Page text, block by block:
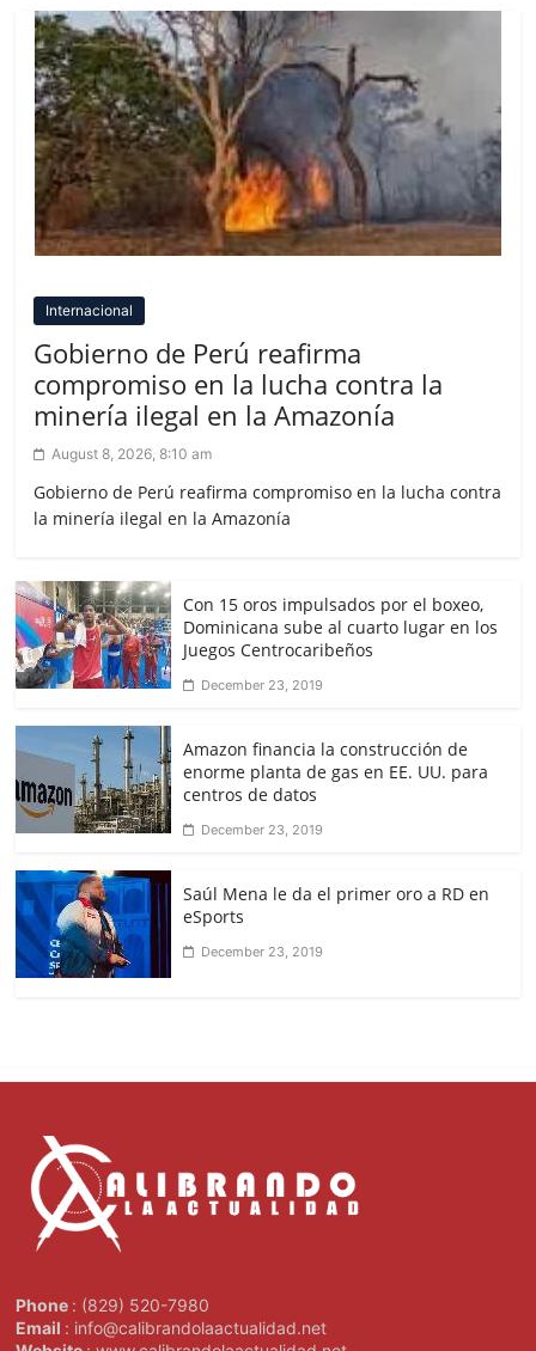
Internacional
Gobierno de Perú reafirma
compromiso en la lucha contra la
minería ilegal en la Amazonía
August 8, 2026, 8:10 am
Gobierno de Perú reafirma compromiso en la lucha contra
la minería ilegal en la Amazonía
Con 15 oros impulsados por el boxeo,
Dominicana sube al cuarto lugar en los
Juegos Centrocaribeños
December 23, 2019
Amazon financia la construcción de
enorme planta de gas en EE. UU. para
centros de datos
December 23, 2019
Saúl Mena le da el primer oro a RD en
eSports
December 23, 2019
Phone : (829) 520-7980
Email : info@calibrandolaactualidad.net